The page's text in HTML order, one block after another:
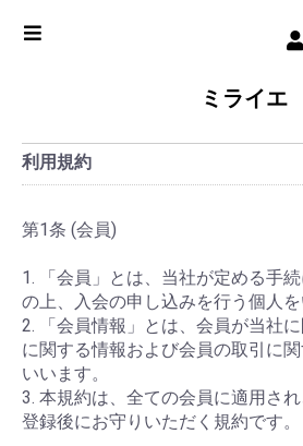
ミライエ
利用規約
第1条 (会員)
1. 「会員」とは、当社が定める手
の上、入会の申し込みを行う個人を
2. 「会員情報」とは、会員が当社
に関する情報および会員の取引に
いいます。
3. 本規約は、全ての会員に適用さ
登録後にお守りいただく規約です。